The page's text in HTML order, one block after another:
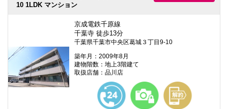
10 1LDK マンション
京成電鉄千原線
千葉寺 徒歩13分
千葉県千葉市中央区葛城３丁目9-10
築年月：2009年8月
建物階数：地上3階建て
取扱店舗：品川店